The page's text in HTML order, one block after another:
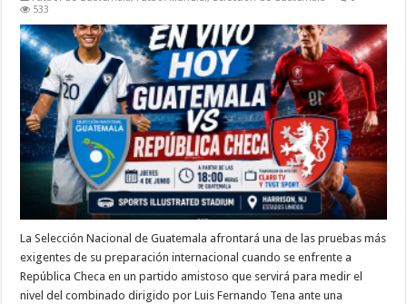
533
La Selección Nacional de Guatemala afrontará una de las pruebas más
exigentes de su preparación internacional cuando se enfrente a
República Checa en un partido amistoso que servirá para medir el
nivel del combinado dirigido por Luis Fernando Tena ante una